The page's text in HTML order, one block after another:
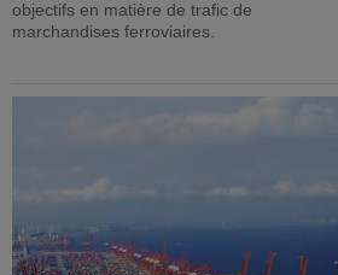
objectifs en matière de trafic de
marchandises ferroviaires.